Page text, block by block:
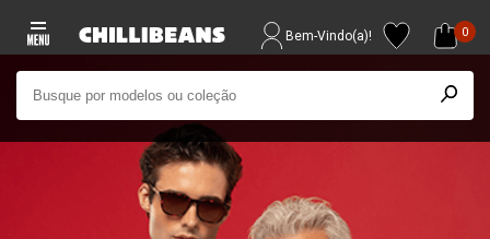
Bem-Vindo(a)! 0